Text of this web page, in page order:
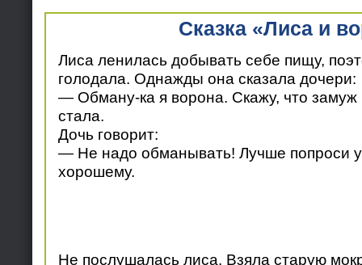
Сказка «Лиса и
Лиса ленилась добывать себе пищу,
голодала. Однажды она сказала дочери:
— Обману-ка я ворона. Скажу, что замуж
стала.
Дочь говорит:
— Не надо обманывать! Лучше попроси
хорошему.
Не послушалась лиса. Взяла старую